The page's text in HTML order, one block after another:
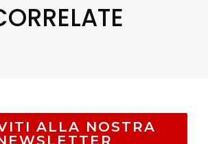
ALLA NOSTRA